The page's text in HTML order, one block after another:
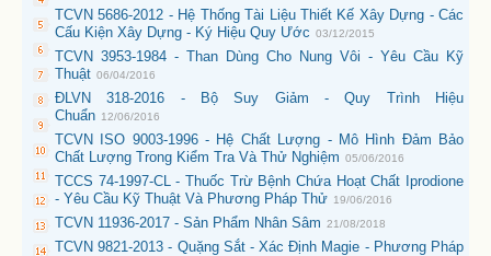
TCVN 5686-2012 - Hệ Thống Tài Liệu Thiết Kế Xây Dựng - Các
Cấu Kiện Xây Dựng - Ký Hiệu Quy Ước 03/12/2015
TCVN 3953-1984 - Than Dùng Cho Nung Vôi - Yêu Cầu Kỹ
Thuật 06/04/2016
ĐLVN 318-2016 - Bộ Suy Giảm - Quy Trình Hiệu
Chuẩn 12/06/2016
TCVN ISO 9003-1996 - Hệ Chất Lượng - Mô Hình Đảm Bảo
Chất Lượng Trong Kiểm Tra Và Thử Nghiệm 05/06/2016
TCCS 74-1997-CL - Thuốc Trừ Bệnh Chứa Hoạt Chất Iprodione
- Yêu Cầu Kỹ Thuật Và Phương Pháp Thử 19/06/2016
TCVN 11936-2017 - Sản Phẩm Nhân Sâm 21/08/2018
TCVN 9821-2013 - Quặng Sắt - Xác Định Magie - Phương Pháp